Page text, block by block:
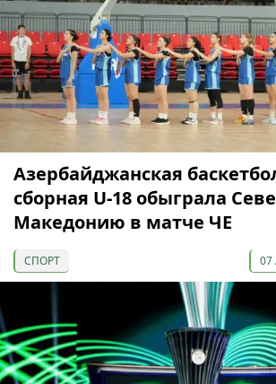
Азербайджанская
сборная U-18 обыграла
Македонию в матче ЧЕ
СПОРТ 07